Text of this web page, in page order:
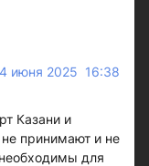
июня 2025 16:38
Казани и
принимают и не
для